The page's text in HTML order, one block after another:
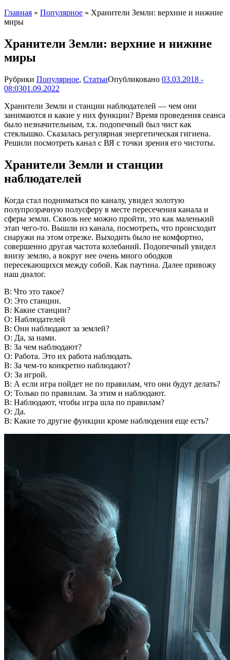
Главная » Популярное » Хранители Земли: верхние и нижние
миры
Хранители Земли: верхние и нижние
миры
Рубрики Популярное, СтатьиОпубликовано 03.03.2018 -
08:0301.09.2022
Хранители Земли и станции наблюдателей — чем они
занимаются и какие у них функции? Время проведения сеанса
было незначительным, т.к. подопечный был чист как
стеклышко. Сказалась регулярная энергетическая гигиена.
Решили посмотреть канал с ВЯ с точки зрения его чистоты.
Хранители Земли и станции
наблюдателей
Когда стал подниматься по каналу, увидел золотую
полупрозрачную полусферу в месте пересечения канала и
сферы земли. Сквозь нее можно пройти, это как маленький
этап чего-то. Вышли из канала, посмотреть, что происходит
снаружи на этом отрезке. Выходить было не комфортно,
совершенно другая частота колебаний. Подопечный увидел
внизу землю, а вокруг нее очень много ободков
пересекающихся между собой. Как паутина. Далее привожу
наш диалог.
В: Что это такое?
О: Это станции.
В: Какие станции?
О: Наблюдателей
В: Они наблюдают за землей?
О: Да, за нами.
В: За чем наблюдают?
О: Работа. Это их работа наблюдать.
В: За чем-то конкретно наблюдают?
О: За игрой.
В: А если игра пойдет не по правилам, что они будут делать?
О: Только по правилам. За этим и наблюдают.
В: Наблюдают, чтобы игра шла по правилам?
О: Да.
В: Какие то другие функции кроме наблюдения еще есть?